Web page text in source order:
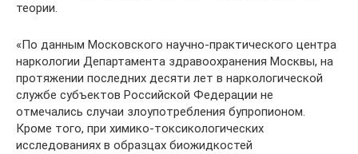
теории.
«По данным Московского научно-практического центра
наркологии Департамента здравоохранения Москвы, на
протяжении последних десяти лет в наркологической
службе субъектов Российской Федерации не
отмечались случаи злоупотребления бупропионом.
Кроме того, при химико-токсикологических
исследованиях в образцах биожидкостей